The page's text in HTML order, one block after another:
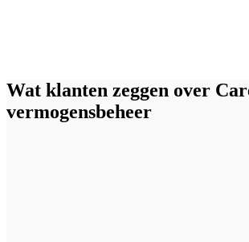
Wat klanten zeggen over
vermogensbeheer